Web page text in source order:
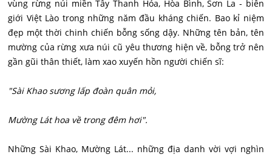
vùng rừng núi miền Tây Thanh Hóa, Hòa Bình, Sơn La - biên
giới Việt Lào trong những năm đầu kháng chiến. Bao kỉ niệm
đẹp một thời chinh chiến bỗng sống dậy. Những tên bản, tên
mường của rừng xưa núi cũ yêu thương hiện về, bỗng trở nên
gần gũi thân thiết, làm xao xuyến hồn người chiến sĩ:
"Sài Khao sương lấp đoàn quân mỏi,
Mường Lát hoa về trong đêm hơi".
Những Sài Khao, Mường Lát... những địa danh vời vợi nghìn